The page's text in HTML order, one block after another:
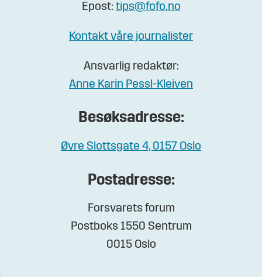
Epost: tips@fofo.no
Kontakt våre journalister
Ansvarlig redaktør:
Anne Karin Pessl-Kleiven
Besøksadresse:
Øvre Slottsgate 4, 0157 Oslo
Postadresse:
Forsvarets forum
Postboks 1550 Sentrum
0015 Oslo